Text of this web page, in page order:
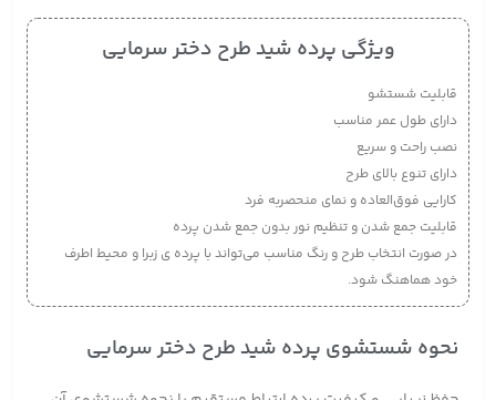
ویژگی پرده شید طرح دختر سرمایی
قابلیت شستشو
دارای طول عمر مناسب
نصب راحت و سریع
دارای تنوع بالای طرح
کارایی فوق‌العاده و نمای منحصربه فرد
قابلیت جمع شدن و تنظیم نور بدون جمع شدن پرده
در صورت انتخاب طرح و رنگ مناسب می‌تواند با پرده ی زبرا و محیط اطرف
خود هماهنگ شود.
نحوه شستشوی پرده شید طرح دختر سرمایی